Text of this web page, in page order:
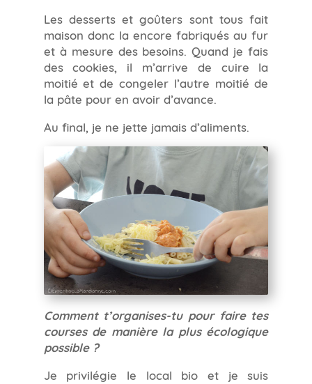
Les desserts et goûters sont tous fait
maison donc la encore fabriqués au fur
et à mesure des besoins. Quand je fais
des cookies, il m’arrive de cuire la
moitié et de congeler l’autre moitié de
la pâte pour en avoir d’avance.
Au final, je ne jette jamais d’aliments.
Comment t’organises-tu pour faire tes
courses de manière la plus écologique
possible ?
Je privilégie le local bio et je suis